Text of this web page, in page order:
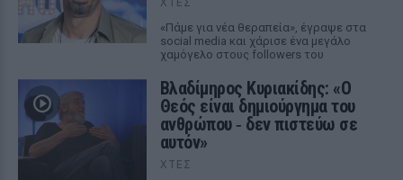
«Πάμε για νέα θεραπεία», έγραψε στα
social media και χάρισε ένα μεγάλο
χαμόγελο στους followers του
Βλαδίμηρος Κυριακίδης: «Ο
Θεός είναι δημιούργημα του
ανθρώπου ‑ δεν πιστεύω σε
αυτόν»
ΧΤΕΣ